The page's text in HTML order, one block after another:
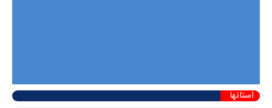
استانها